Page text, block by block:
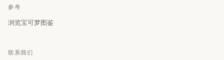
参考
浏览宝可梦图鉴
联系我们